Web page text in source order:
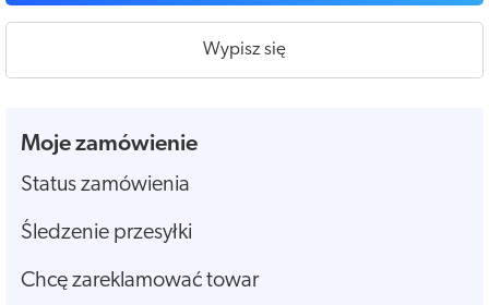
Wypisz się
Moje zamówienie
Status zamówienia
Śledzenie przesyłki
Chcę zareklamować towar